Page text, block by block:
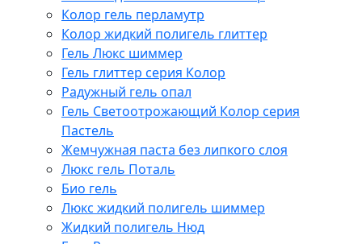
Колор гель перламутр
Колор жидкий полигель глиттер
Гель Люкс шиммер
Гель глиттер серия Колор
Радужный гель опал
Гель Светоотрожающий Колор серия
Пастель
Жемчужная паста без липкого слоя
Люкс гель Поталь
Био гель
Люкс жидкий полигель шиммер
Жидкий полигель Нюд